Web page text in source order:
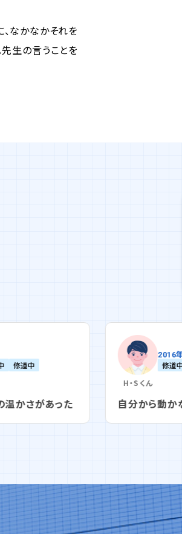
なかなかそれを
生の言うことを
島城北中
、何も始まらない 逃げ